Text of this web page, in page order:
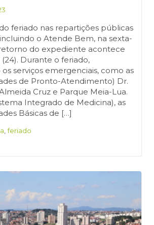
feriado nas repartições públicas
o Atende Bem, na sexta-
retorno do expediente acontece
Durante o feriado,
serviços emergenciais, como as
de Pronto-Atendimento) Dr.
Cruz e Parque Meia-Lua.
Integrado de Medicina), as
Básicas de […]
,feriado